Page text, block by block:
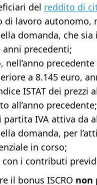
del reddito di
di lavoro autonomo,
domanda, che
precedenti;
nell’anno
a 8.145 euro,
ISTAT dei
all’anno precedente;
partita IVA attiva da
domanda, per
in corso;
con i contributi
il bonus ISCRO non